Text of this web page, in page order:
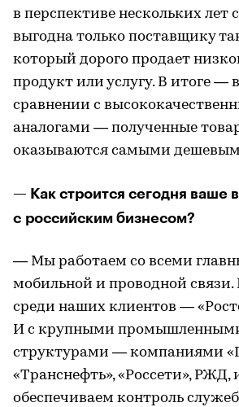
в перспективе нескольких лет
выгодна только поставщику
который дорого продает
продукт или услугу. В итоге —
сравнении с
аналогами — полученные
оказываются самыми
— Как строится сегодня ваше
с российским бизнесом?
— Мы работаем со всеми
мобильной и проводной
среди наших клиентов —
И с крупными
структурами — компаниями
«Транснефть», «Россети»,
обеспечиваем контроль